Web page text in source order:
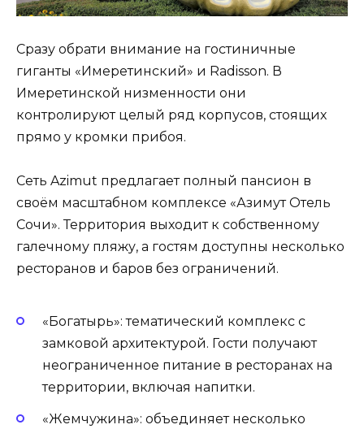
Сразу обрати внимание на гостиничные
гиганты «Имеретинский» и Radisson. В
Имеретинской низменности они
контролируют целый ряд корпусов, стоящих
прямо у кромки прибоя.
Сеть Azimut предлагает полный пансион в
своём масштабном комплексе «Азимут Отель
Сочи». Территория выходит к собственному
галечному пляжу, а гостям доступны несколько
ресторанов и баров без ограничений.
«Богатырь»: тематический комплекс с
замковой архитектурой. Гости получают
неограниченное питание в ресторанах на
территории, включая напитки.
«Жемчужина»: объединяет несколько